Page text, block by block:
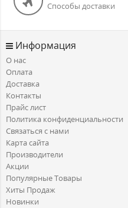
Способы доставки
Информация
О нас
Оплата
Доставка
Контакты
Прайс лист
Политика конфиденциальности
Связаться с нами
Карта сайта
Производители
Акции
Популярные Товары
Хиты Продаж
Новинки